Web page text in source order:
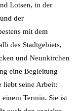
Lotsen, in der
der
mit dem
des Stadtgebiets,
und Neunkirchen
eine Begleitung
liebt seine Arbeit:
Termin. Sie ist